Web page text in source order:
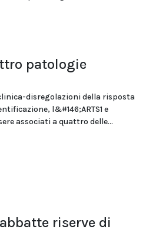
patologie
disregolazioni della risposta
l&#146;ARTS1 e
associati a quattro delle...
riserve di